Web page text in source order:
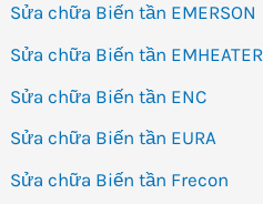
Sửa chữa Biến tần EMERSON
Sửa chữa Biến tần EMHEATER
Sửa chữa Biến tần ENC
Sửa chữa Biến tần EURA
Sửa chữa Biến tần Frecon